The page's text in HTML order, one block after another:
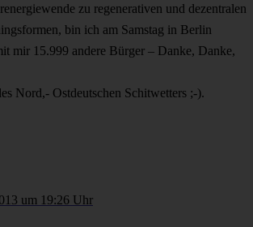
zu regenerativen und dezentralen
bin ich am Samstag in Berlin
mir 15.999 andere Bürger – Danke, Danke,
Nord,- Ostdeutschen Schitwetters ;-).
um 19:26 Uhr